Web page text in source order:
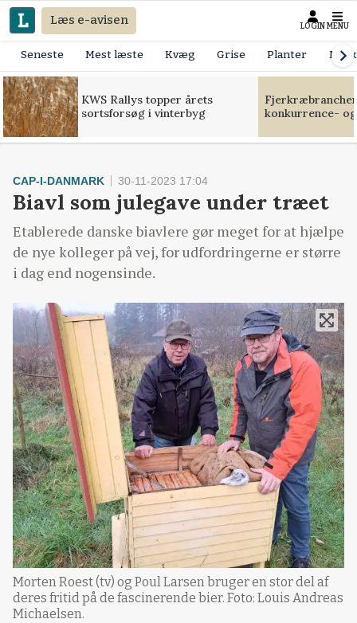
Læs e-avisen LOGIN MENU
Seneste Mest læste Kvæg Grise Planter
KWS Rallys topper årets
sortsforsøg i vinterbyg
konkurrence-
CAP-I-DANMARK 30-11-2023 17:04
Biavl som julegave under træet
Etablerede danske biavlere gør meget for at hjælpe
de nye kolleger på vej, for udfordringerne er større
i dag end nogensinde.
Morten Roest (tv) og Poul Larsen bruger en stor del af
deres fritid på de fascinerende bier. Foto: Louis Andreas
Michaelsen.